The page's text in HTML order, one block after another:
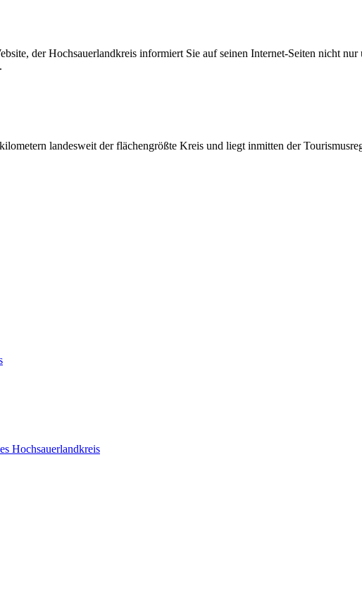
der Hochsauerlandkreis informiert Sie auf seinen Internet-Seiten nicht
landesweit der flächengrößte Kreis und liegt inmitten der
Hochsauerlandkreis